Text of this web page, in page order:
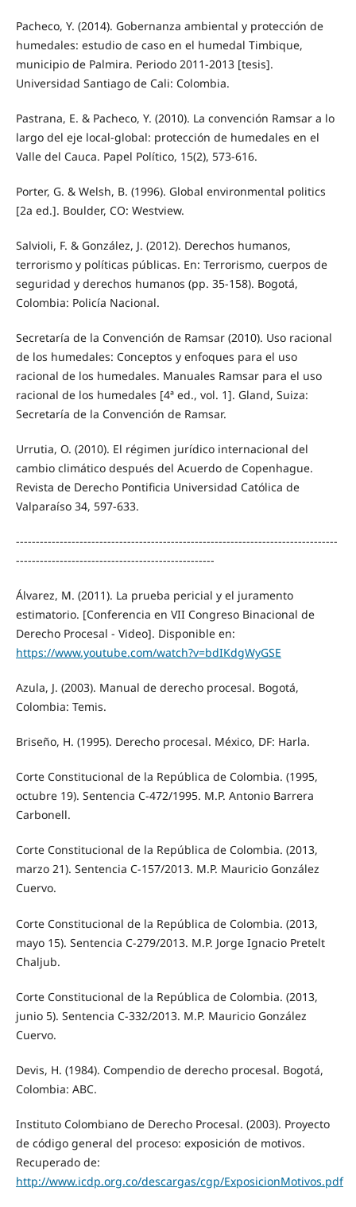
Pacheco, Y. (2014). Gobernanza ambiental y protección de
humedales: estudio de caso en el humedal Timbique,
municipio de Palmira. Periodo 2011-2013 [tesis].
Universidad Santiago de Cali: Colombia.
Pastrana, E. & Pacheco, Y. (2010). La convención Ramsar a lo
largo del eje local-global: protección de humedales en el
Valle del Cauca. Papel Político, 15(2), 573-616.
Porter, G. & Welsh, B. (1996). Global environmental politics
[2a ed.]. Boulder, CO: Westview.
Salvioli, F. & González, J. (2012). Derechos humanos,
terrorismo y políticas públicas. En: Terrorismo, cuerpos de
seguridad y derechos humanos (pp. 35-158). Bogotá,
Colombia: Policía Nacional.
Secretaría de la Convención de Ramsar (2010). Uso racional
de los humedales: Conceptos y enfoques para el uso
racional de los humedales. Manuales Ramsar para el uso
racional de los humedales [4ª ed., vol. 1]. Gland, Suiza:
Secretaría de la Convención de Ramsar.
Urrutia, O. (2010). El régimen jurídico internacional del
cambio climático después del Acuerdo de Copenhague.
Revista de Derecho Pontificia Universidad Católica de
Valparaíso 34, 597-633.
---------------------------------------------------------------------------------
--------------------------------------------------
Álvarez, M. (2011). La prueba pericial y el juramento
estimatorio. [Conferencia en VII Congreso Binacional de
Derecho Procesal - Video]. Disponible en:
https://www.youtube.com/watch?v=bdIKdgWyGSE
Azula, J. (2003). Manual de derecho procesal. Bogotá,
Colombia: Temis.
Briseño, H. (1995). Derecho procesal. México, DF: Harla.
Corte Constitucional de la República de Colombia. (1995,
octubre 19). Sentencia C-472/1995. M.P. Antonio Barrera
Carbonell.
Corte Constitucional de la República de Colombia. (2013,
marzo 21). Sentencia C-157/2013. M.P. Mauricio González
Cuervo.
Corte Constitucional de la República de Colombia. (2013,
mayo 15). Sentencia C-279/2013. M.P. Jorge Ignacio Pretelt
Chaljub.
Corte Constitucional de la República de Colombia. (2013,
junio 5). Sentencia C-332/2013. M.P. Mauricio González
Cuervo.
Devis, H. (1984). Compendio de derecho procesal. Bogotá,
Colombia: ABC.
Instituto Colombiano de Derecho Procesal. (2003). Proyecto
de código general del proceso: exposición de motivos.
Recuperado de:
http://www.icdp.org.co/descargas/cgp/ExposicionMotivos.pdf